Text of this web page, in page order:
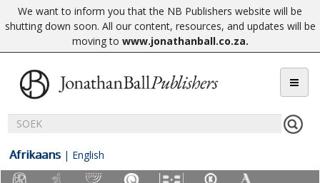
We want to inform you that the NB Publishers website will be
shutting down soon. All our content, resources, and updates will be
moving to www.jonathanball.co.za.
Afrikaans | English